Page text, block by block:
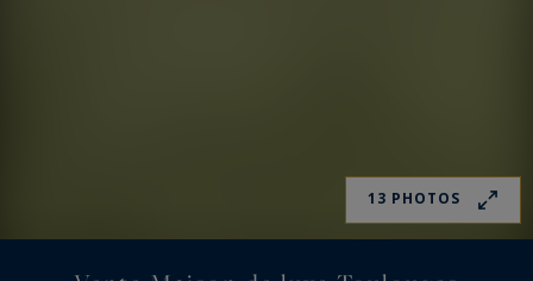
13 PHOTOS